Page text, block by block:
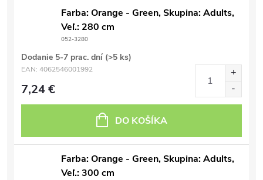
Farba: Orange - Green, Skupina: Adults,
Veľ.: 280 cm
052-3280
Dodanie 5-7 prac. dní (>5 ks)
EAN: 4062546001992
7,24 €
DO KOŠÍKA
Farba: Orange - Green, Skupina: Adults,
Veľ.: 300 cm